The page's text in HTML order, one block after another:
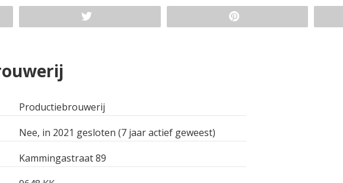
Productiebrouwerij
Nee, in 2021 gesloten (7 jaar actief geweest)
Kammingastraat 89